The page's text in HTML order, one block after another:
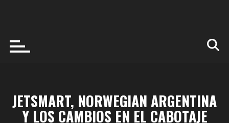
JETSMART, NORWEGIAN ARGENTINA
Y LOS CAMBIOS EN EL CABOTAJE